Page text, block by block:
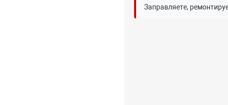
Заправляете,